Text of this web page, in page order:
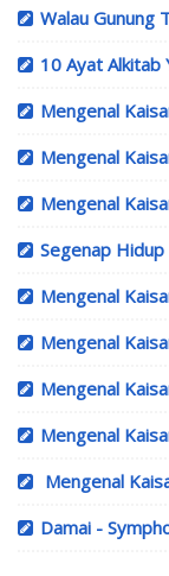
Walau Gunung
10 Ayat Alkitab
Mengenal
Mengenal
Mengenal
Segenap
Mengenal
Mengenal
Mengenal
Mengenal
Mengenal
Damai -